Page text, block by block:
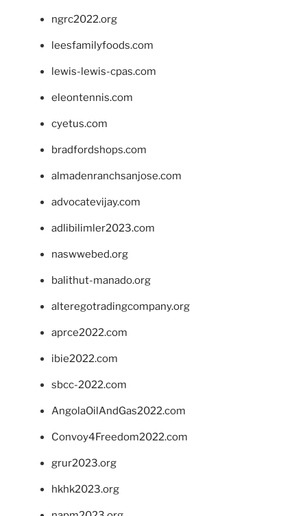
ngrc2022.org
leesfamilyfoods.com
lewis-lewis-cpas.com
eleontennis.com
cyetus.com
bradfordshops.com
almadenranchsanjose.com
advocatevijay.com
adlibilimler2023.com
naswwebed.org
balithut-manado.org
alteregotradingcompany.org
aprce2022.com
ibie2022.com
sbcc-2022.com
AngolaOilAndGas2022.com
Convoy4Freedom2022.com
grur2023.org
hkhk2023.org